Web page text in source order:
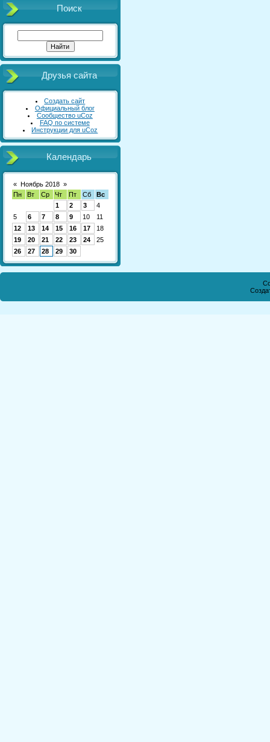
Поиск
Друзья сайта
Создать сайт
Официальный блог
Сообщество uCoz
FAQ по системе
Инструкции для uCoz
Календарь
« Ноябрь 2018 »
Пн
Вт Ср Чт Пт Сб
Вс
1
2 3
4
5
6 7 8 9 10
11
12
13 14 15 16 17
18
19
20 21 22 23 24
25
26
27 28 29 30